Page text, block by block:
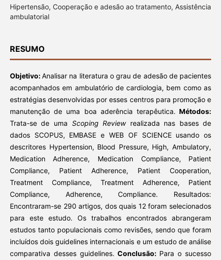
Hipertensão, Cooperação e adesão ao tratamento, Assistência
ambulatorial
RESUMO
Objetivo:Analisar na literatura o grau de adesão de pacientes
acompanhados em ambulatório de cardiologia, bem como as
estratégias desenvolvidas por esses centros para promoção e
manutenção de uma boa aderência terapêutica. Métodos:
Trata-se de uma Scoping Review realizada nas bases de
dados SCOPUS, EMBASE e WEB OF SCIENCE usando os
descritores Hypertension, Blood Pressure, High, Ambulatory,
Medication Adherence, Medication Compliance, Patient
Compliance, Patient Adherence, Patient Cooperation,
Treatment Compliance, Treatment Adherence, Patient
Compliance, Adherence, Compliance. Resultados:
Encontraram-se 290 artigos, dos quais 12 foram selecionados
para este estudo. Os trabalhos encontrados abrangeram
estudos tanto populacionais como revisões, sendo que foram
incluídos dois guidelines internacionais e um estudo de análise
comparativa desses guidelines. Conclusão: Para o sucesso